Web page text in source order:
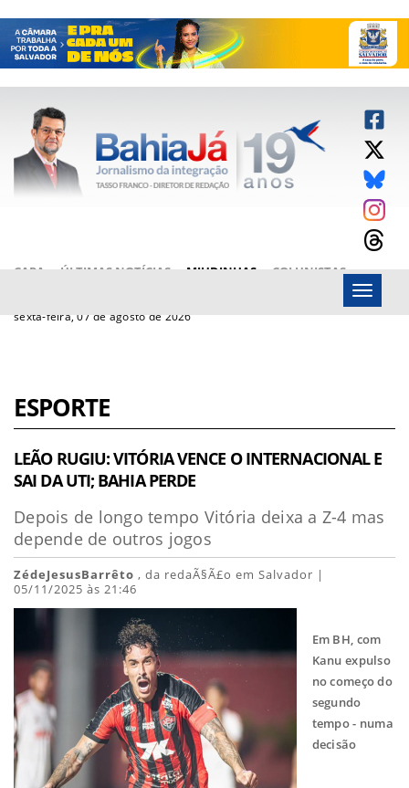
CAPA ÚLTIMAS NOTÍCIAS MIUDINHAS
COLUNISTAS
sexta-feira, 07 de agosto de 2026
Menu
ESPORTE
LEÃO RUGIU: VITÓRIA VENCE O INTERNACIONAL E
SAI DA UTI; BAHIA PERDE
Depois de longo tempo Vitória deixa a Z-4 mas
depende de outros jogos
ZédeJesusBarrêto , da redaÃ§Ã£o em Salvador |
05/11/2025 às 21:46
Em BH, com
Kanu expulso
no começo do
segundo
tempo - numa
decisão